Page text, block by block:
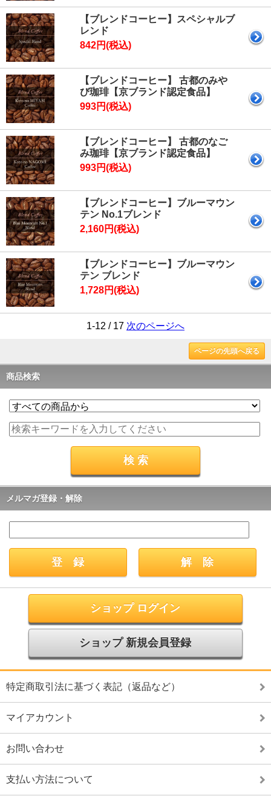
【ブレンドコーヒー】スペシャルブ
レンド
842円(税込)
【ブレンドコーヒー】 古都のみや
び珈琲【京ブランド認定食品】
993円(税込)
【ブレンドコーヒー】 古都のなご
み珈琲【京ブランド認定食品】
993円(税込)
【ブレンドコーヒー】ブルーマウン
テン No.1ブレンド
2,160円(税込)
【ブレンドコーヒー】ブルーマウン
テン ブレンド
1,728円(税込)
1-12 / 17 次のページへ
ページの先頭へ戻る
商品検索
メルマガ登録・解除
ショップ ログイン
ショップ 新規会員登録
特定商取引法に基づく表記（返品など）
マイアカウント
お問い合わせ
支払い方法について